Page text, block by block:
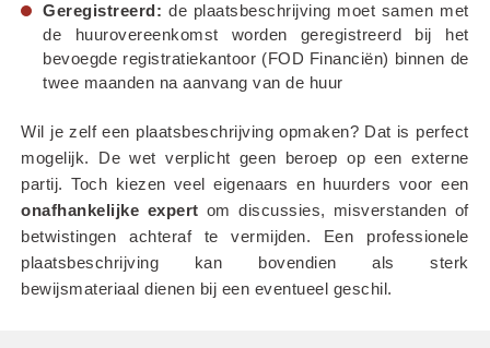
Geregistreerd: de plaatsbeschrijving moet samen met
de huurovereenkomst worden geregistreerd bij het
bevoegde registratiekantoor (FOD Financiën) binnen de
twee maanden na aanvang van de huur
Wil je zelf een plaatsbeschrijving opmaken? Dat is perfect
mogelijk. De wet verplicht geen beroep op een externe
onafhankelijke expert om discussies, misverstanden of
betwistingen achteraf te vermijden. Een professionele
plaatsbeschrijving kan bovendien als sterk
bewijsmateriaal dienen bij een eventueel geschil.